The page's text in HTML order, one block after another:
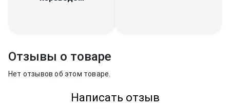
Отзывы о товаре
Нет отзывов об этом товаре.
Написать отзыв